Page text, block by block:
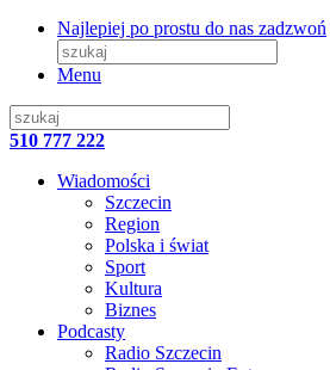
Najlepiej po prostu do nas zadzwoń
Menu
510 777 222
Wiadomości
Szczecin
Region
Polska i świat
Sport
Kultura
Biznes
Podcasty
Radio Szczecin